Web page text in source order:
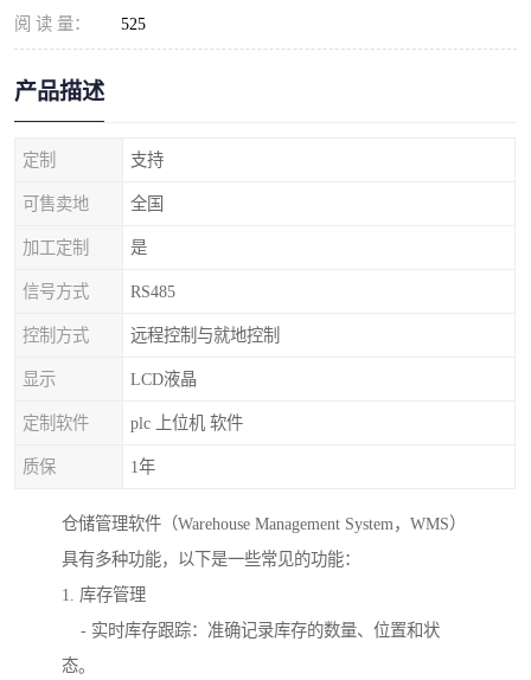
阅 读 量： 525
产品描述
定制 支持
可售卖地 全国
加工定制 是
信号方式 RS485
控制方式 远程控制与就地控制
显示 LCD液晶
定制软件 plc 上位机 软件
质保 1年
仓储管理软件（Warehouse Management System，WMS）
具有多种功能，以下是一些常见的功能：
1. 库存管理
- 实时库存跟踪：准确记录库存的数量、位置和状
态。